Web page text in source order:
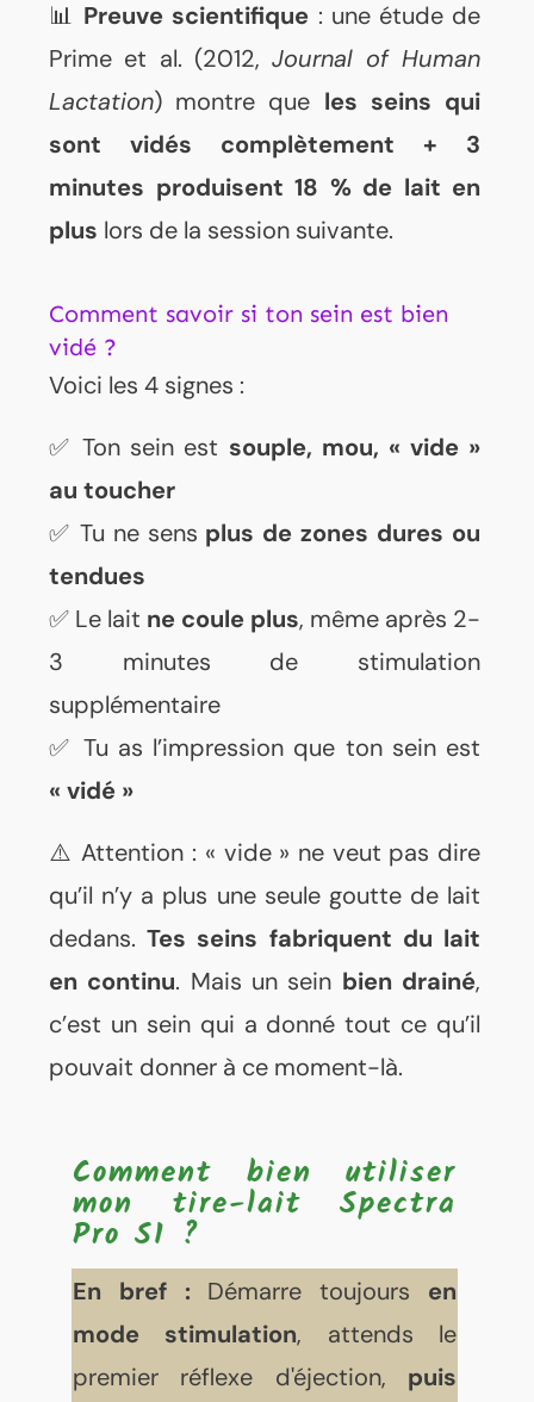
📊 Preuve scientifique : une étude de
Prime et al. (2012,Journal of Human
Lactation) montre que les seins qui
sont vidés complètement + 3
minutes produisent 18 % de lait en
plus lors de la session suivante.
Comment savoir si ton sein est bien
vidé ?
Voici les 4 signes :
✅ Ton sein est souple, mou, « vide »
au toucher
✅ Tu ne sens plus de zones dures ou
tendues
✅ Le lait ne coule plus, même après 2-
3 minutes de stimulation
supplémentaire
✅ Tu as l’impression que ton sein est
« vidé »
⚠️ Attention : « vide » ne veut pas dire
qu’il n’y a plus une seule goutte de lait
dedans.Tes seins fabriquent du lait
en continu. Mais un sein bien drainé,
c’est un sein qui a donné tout ce qu’il
pouvait donner à ce moment-là.
Comment bien utiliser
mon tire-lait Spectra
Pro S1 ?
En bref : Démarre toujours en
mode stimulation, attends le
premier réflexe d'éjection, puis